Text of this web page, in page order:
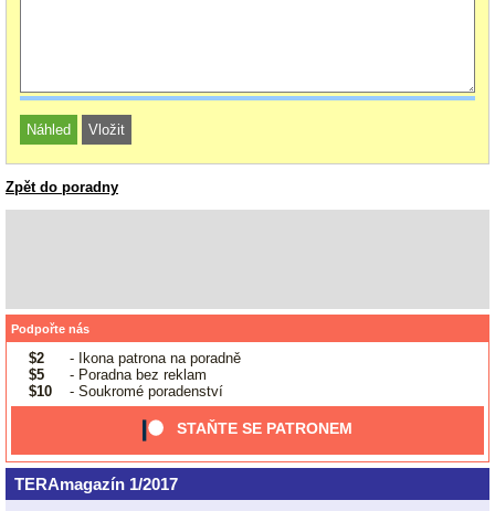
Zpět do poradny
Podpořte nás
$2
- Ikona patrona na poradně
$5
- Poradna bez reklam
$10
- Soukromé poradenství
STAŇTE SE PATRONEM
TERAmagazín 1/2017